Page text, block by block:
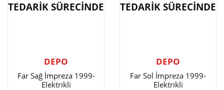
TEDARİK SÜRECİNDE
DEPO
Far Sağ İmpreza 1999-
Elektrikli
TEDARİK SÜRECİNDE
DEPO
Far Sol İmpreza 1999-
Elektrikli